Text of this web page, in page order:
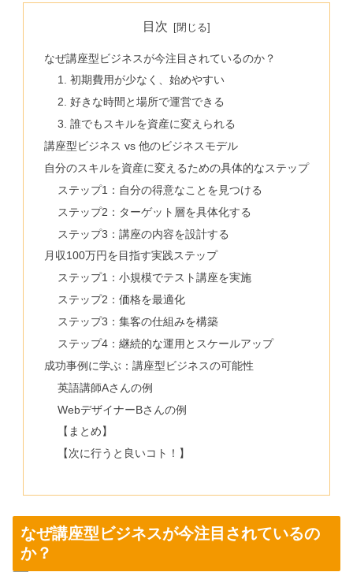
目次
なぜ講座型ビジネスが今注目されているのか？
1. 初期費用が少なく、始めやすい
2. 好きな時間と場所で運営できる
3. 誰でもスキルを資産に変えられる
講座型ビジネス vs 他のビジネスモデル
自分のスキルを資産に変えるための具体的なステップ
ステップ1：自分の得意なことを見つける
ステップ2：ターゲット層を具体化する
ステップ3：講座の内容を設計する
月収100万円を目指す実践ステップ
ステップ1：小規模でテスト講座を実施
ステップ2：価格を最適化
ステップ3：集客の仕組みを構築
ステップ4：継続的な運用とスケールアップ
成功事例に学ぶ：講座型ビジネスの可能性
英語講師Aさんの例
WebデザイナーBさんの例
【まとめ】
【次に行うと良いコト！】
なぜ講座型ビジネスが今注目されているの
か？